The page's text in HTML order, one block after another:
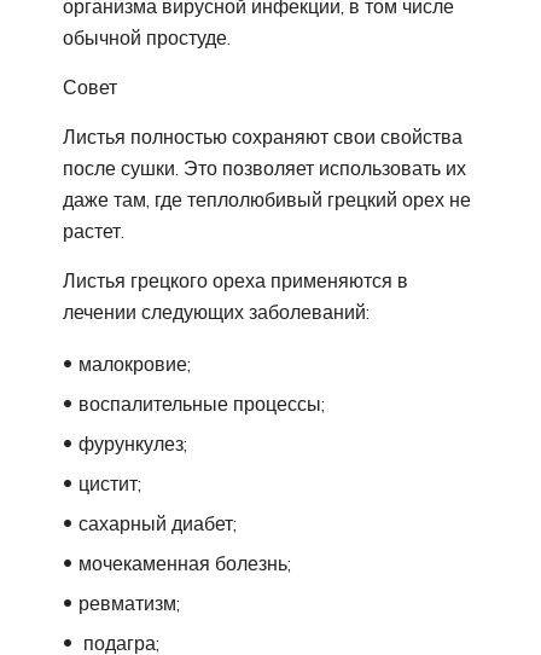
организма вирусной инфекции, в том числе
обычной простуде.
Совет
Листья полностью сохраняют свои свойства
после сушки. Это позволяет использовать их
даже там, где теплолюбивый грецкий орех не
растет.
Листья грецкого ореха применяются в
лечении следующих заболеваний:
малокровие;
воспалительные процессы;
фурункулез;
цистит;
сахарный диабет;
мочекаменная болезнь;
ревматизм;
подагра;